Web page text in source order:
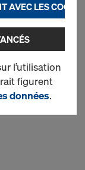
16mm
AVEC LES
l’utilisation
figurent
données.